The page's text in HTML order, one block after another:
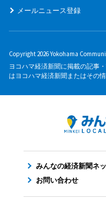
メールニュース登録
Copyright 2026 Yokohama
ヨコハマ経済新聞に掲載の記事
はヨコハマ経済新聞またはその
みんなの経済新聞ネ
お問い合わせ